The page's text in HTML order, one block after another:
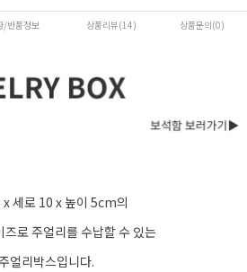
/반품정보 상품리뷰(14) 상품문의(0)
x 세로 10 x 높이 5cm의
즈로 주얼리를 수납할 수 있는
얼리박스입니다.